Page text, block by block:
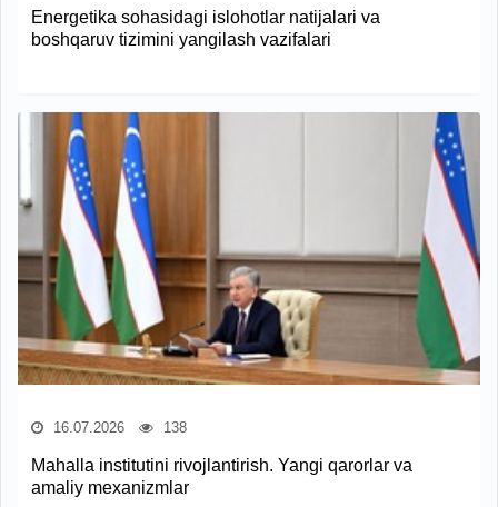
Energetika sohasidagi islohotlar natijalari va
boshqaruv tizimini yangilash vazifalari
16.07.2026 138
Mahalla institutini rivojlantirish. Yangi qarorlar va
amaliy mexanizmlar